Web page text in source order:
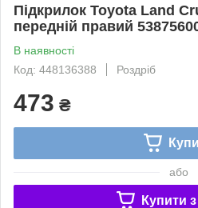
Підкрилок Toyota Land
передній правий
В наявності
Код: 448136388
Роздріб
473 ₴
або
Купити з